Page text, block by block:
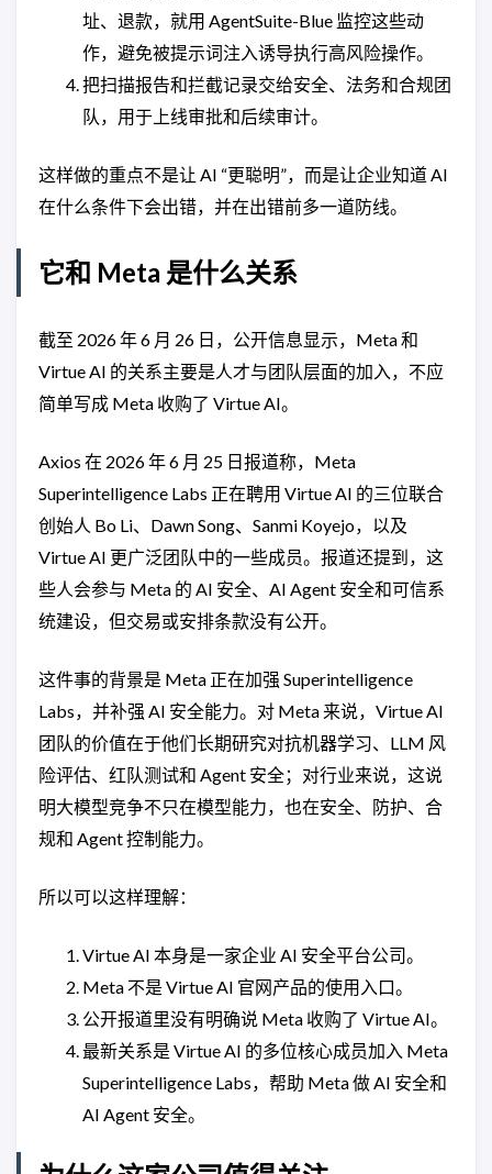
址、退款，就用 AgentSuite-Blue 监控这些动
作，避免被提示词注入诱导执行高风险操作。
把扫描报告和拦截记录交给安全、法务和合规团
队，用于上线审批和后续审计。
这样做的重点不是让 AI “更聪明”，而是让企业知道 AI
在什么条件下会出错，并在出错前多一道防线。
它和 Meta 是什么关系
截至 2026 年 6 月 26 日，公开信息显示，Meta 和
Virtue AI 的关系主要是人才与团队层面的加入，不应
简单写成 Meta 收购了 Virtue AI。
Axios 在 2026 年 6 月 25 日报道称，Meta
Superintelligence Labs 正在聘用 Virtue AI 的三位联合
创始人 Bo Li、Dawn Song、Sanmi Koyejo，以及
Virtue AI 更广泛团队中的一些成员。报道还提到，这
些人会参与 Meta 的 AI 安全、AI Agent 安全和可信系
统建设，但交易或安排条款没有公开。
这件事的背景是 Meta 正在加强 Superintelligence
Labs，并补强 AI 安全能力。对 Meta 来说，Virtue AI
团队的价值在于他们长期研究对抗机器学习、LLM 风
险评估、红队测试和 Agent 安全；对行业来说，这说
明大模型竞争不只在模型能力，也在安全、防护、合
规和 Agent 控制能力。
所以可以这样理解：
Virtue AI 本身是一家企业 AI 安全平台公司。
Meta 不是 Virtue AI 官网产品的使用入口。
公开报道里没有明确说 Meta 收购了 Virtue AI。
最新关系是 Virtue AI 的多位核心成员加入 Meta
Superintelligence Labs，帮助 Meta 做 AI 安全和
AI Agent 安全。